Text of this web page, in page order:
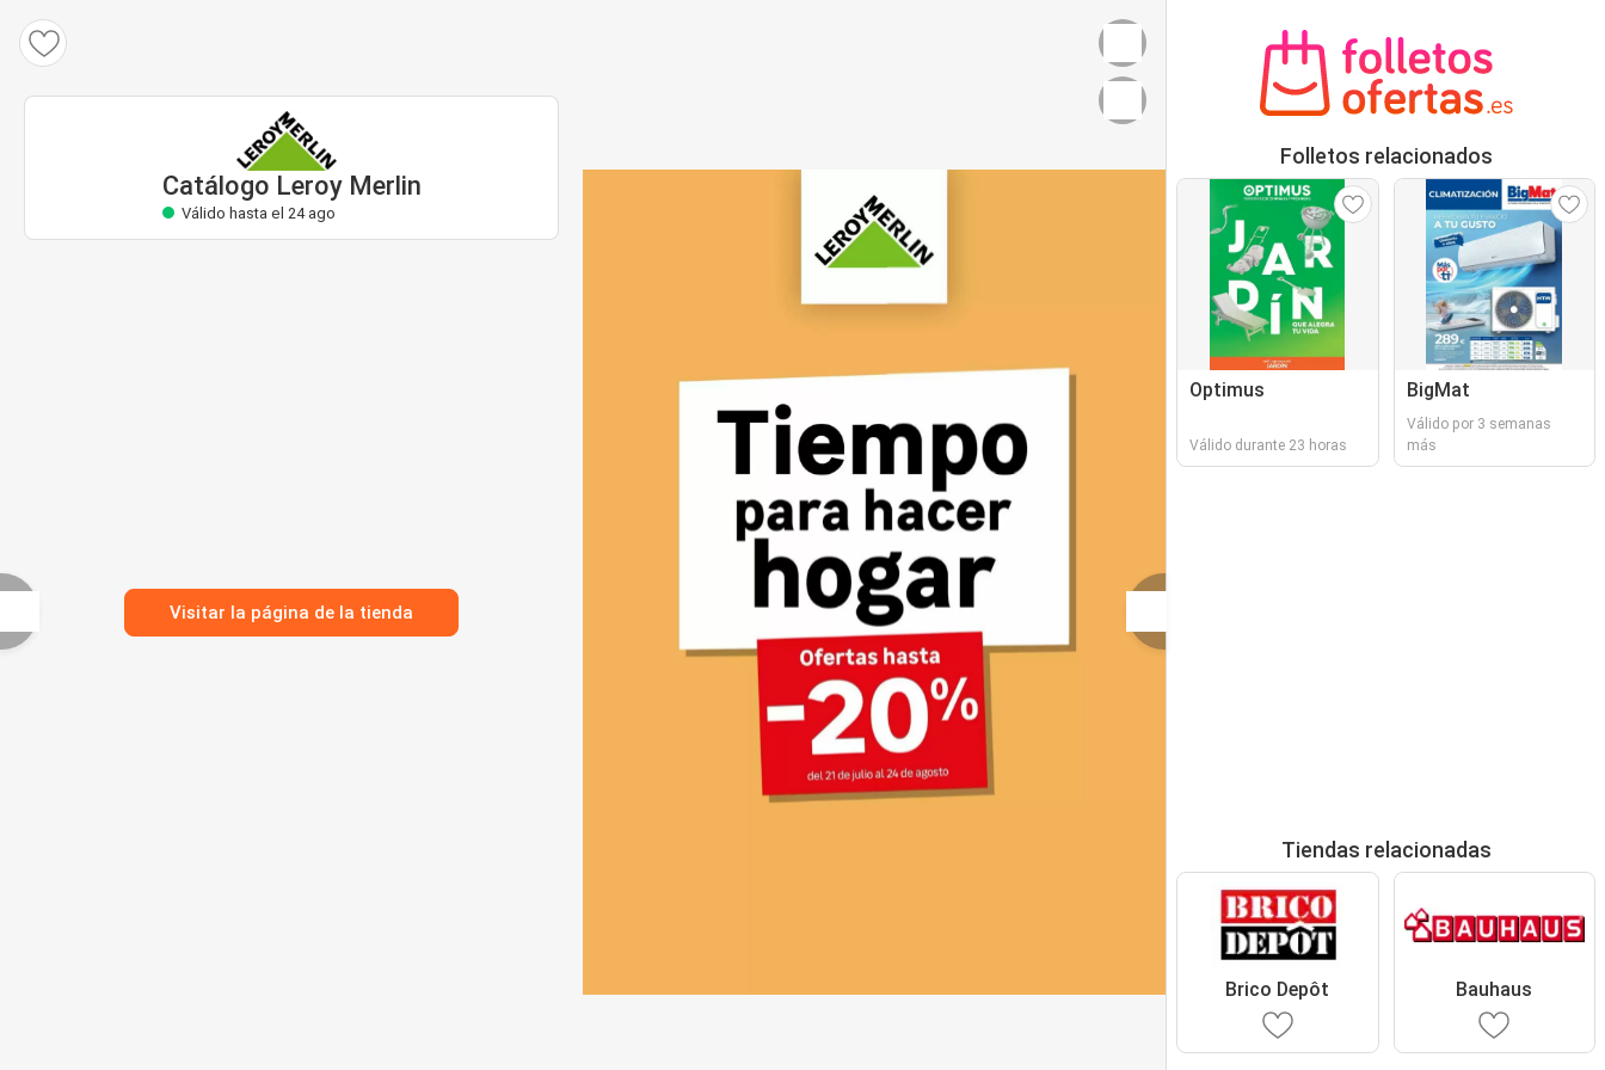
Catálogo Leroy Merlin
Válido hasta el 24 ago
Visitar la página de la tienda
Folletos relacionados
Optimus
Válido durante 23 horas
BigMat
Válido por 3 semanas
más
Tiendas relacionadas
Brico Depôt Bauhaus